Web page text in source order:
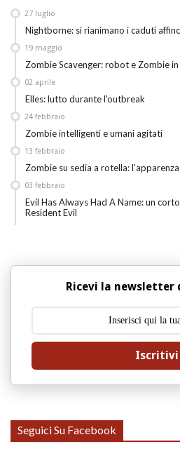
Nightborne: si rianimano i caduti
27 luglio
Zombie Scavenger: robot e Zombie
19 maggio
Elles: lutto durante l'outbreak
02 aprile
Zombie intelligenti e umani agitati
24 febbraio
Zombie su sedia a rotella:
13 febbraio
Evil Has Always Had A Name: un
Resident Evil
03 febbraio
Ricevi la newsletter
Iscritivi
Seguici Su Facebook